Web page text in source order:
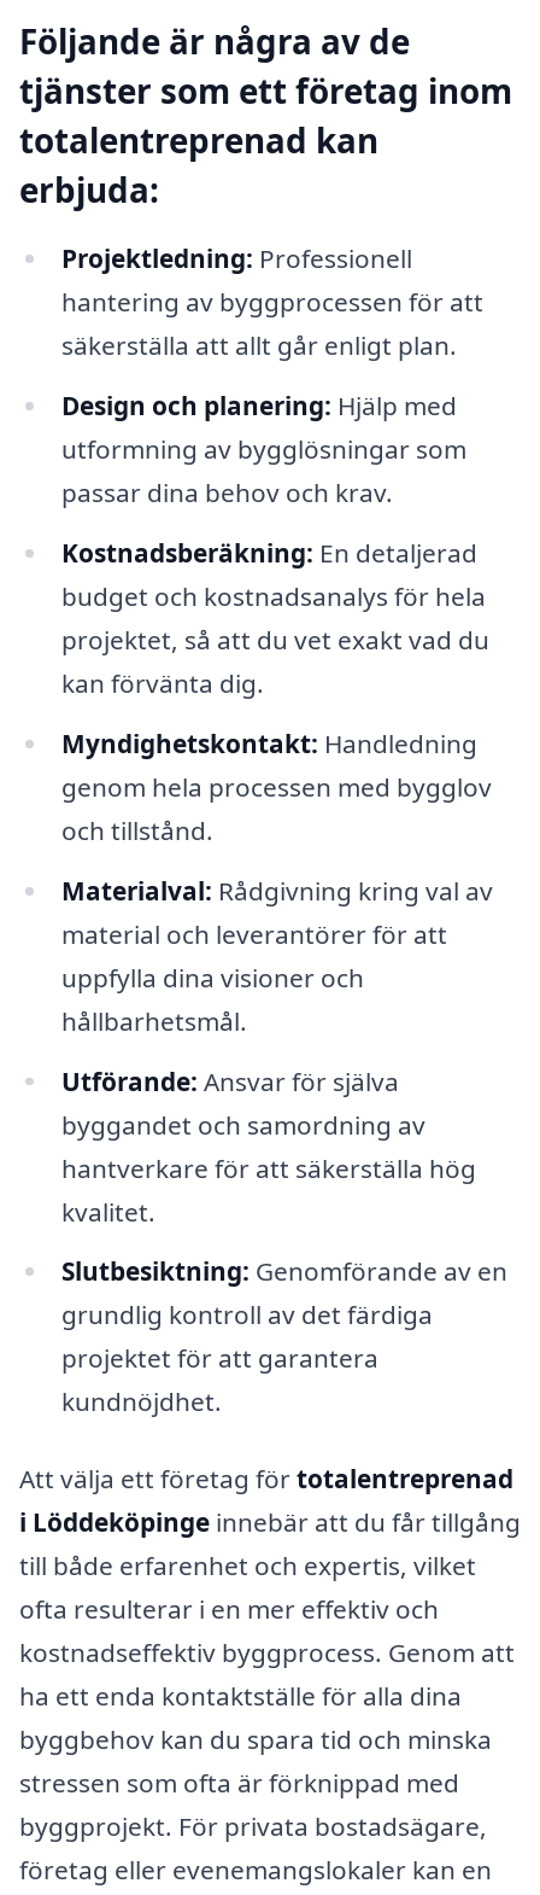
Följande är några av de
tjänster som ett företag inom
totalentreprenad kan
erbjuda:
Projektledning: Professionell
hantering av byggprocessen för att
säkerställa att allt går enligt plan.
Design och planering: Hjälp med
utformning av bygglösningar som
passar dina behov och krav.
Kostnadsberäkning: En detaljerad
budget och kostnadsanalys för hela
projektet, så att du vet exakt vad du
kan förvänta dig.
Myndighetskontakt: Handledning
genom hela processen med bygglov
och tillstånd.
Materialval: Rådgivning kring val av
material och leverantörer för att
uppfylla dina visioner och
hållbarhetsmål.
Utförande: Ansvar för själva
byggandet och samordning av
hantverkare för att säkerställa hög
kvalitet.
Slutbesiktning: Genomförande av en
grundlig kontroll av det färdiga
projektet för att garantera
kundnöjdhet.
Att välja ett företag förtotalentreprenad
i Löddeköpinge innebär att du får tillgång
till både erfarenhet och expertis, vilket
ofta resulterar i en mer effektiv och
kostnadseffektiv byggprocess. Genom att
ha ett enda kontaktställe för alla dina
byggbehov kan du spara tid och minska
stressen som ofta är förknippad med
byggprojekt. För privata bostadsägare,
företag eller evenemangslokaler kan en